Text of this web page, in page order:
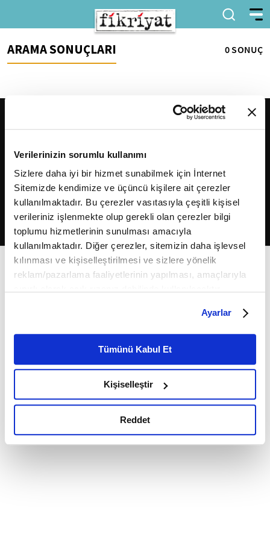
Verilerinizin sorumlu kullanımı
Sizlere daha iyi bir hizmet sunabilmek için İnternet
Sitemizde kendimize ve üçüncü kişilere ait çerezler
kullanılmaktadır. Bu çerezler vasıtasıyla çeşitli kişisel
verileriniz işlenmekte olup gerekli olan çerezler bilgi
toplumu hizmetlerinin sunulması amacıyla
kullanılmaktadır. Diğer çerezler, sitemizin daha işlevsel
kılınması ve kişiselleştirilmesi ve sizlere yönelik
reklam/pazarlama faaliyetlerinin yapılması, amaçlarıyla
belirleyebilirsiniz. Çerezlere ilişkin detaylı bilgi için
Ayarlar butonuna tıklayabilir,Çerez Bilgilendirme
Metnimizi ziyaret edebilirsiniz.
6698 sayılı Kişisel Verilerin Korunması Kanunu uyarınca
okumak ve sitemizi ziyaretiniz kapsamında
gerçekleştirilen veri işleme faaliyetleri ile ilgili daha
detaylı bilgi almak için lütfentıklayınız.
Ayarlar
Tümünü Kabul Et
Kişiselleştir
Reddet
ARAMA SONUÇLARI 0 SONUÇ
2026Fikriyat. Tüm hakları saklıdır.